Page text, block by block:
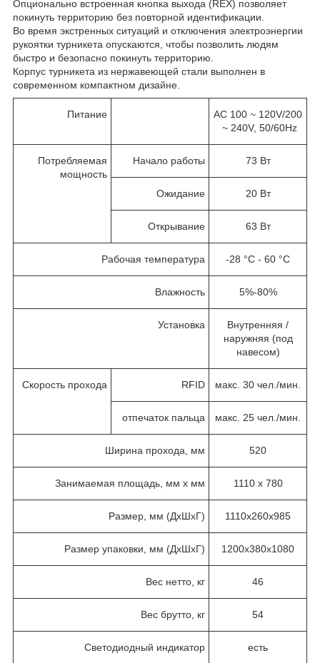
Опционально встроенная кнопка выхода (REX) позволяет
покинуть территорию без повторной идентификации.
Во время экстренных ситуаций и отключения электроэнергии
рукоятки турникета опускаются, чтобы позволить людям
быстро и безопасно покинуть территорию.
Корпус турникета из нержавеющей стали выполнен в
современном компактном дизайне.
Питание
AC 100 ~ 120V/200
~ 240V, 50/60Hz
Потребляемая
мощность
Начало работы 73 Вт
Ожидание 20 Вт
Открывание 63 Вт
Рабочая температура -28 °C - 60 °C
Влажность 5%-80%
Установка
Внутренняя /
наружняя (под
навесом)
Скорость прохода RFID макс. 30 чел./мин.
отпечаток пальца макс. 25 чел./мин.
Ширина прохода, мм 520
Занимаемая площадь, мм х мм 1110 х 780
Размер, мм (ДхШхГ) 1110х260х985
Размер упаковки, мм (ДхШхГ) 1200х380х1080
Вес нетто, кг 46
Вес брутто, кг 54
Светодиодный индикатор есть